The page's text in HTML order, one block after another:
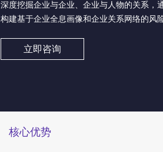
深度挖掘企业与企业、企业与人物的关系，
构建基于企业全息画像和企业关系网络的风
立即咨询
核心优势